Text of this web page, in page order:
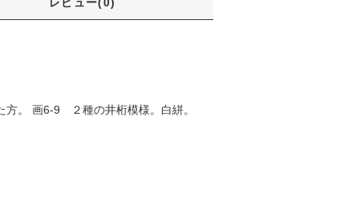
。 画6-9 ２種の井桁模様。白絣。